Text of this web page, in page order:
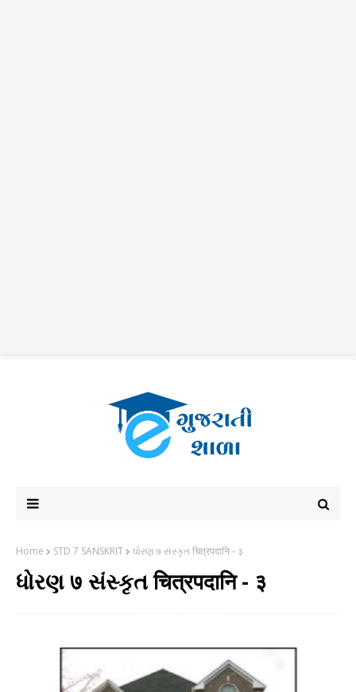
Home STD 7 SANSKRIT ધોરણ ७ સંસ્કૃત चित्रपदानि - ३
ધોરણ ७ સંસ્કૃત चित्रपदानि - ३